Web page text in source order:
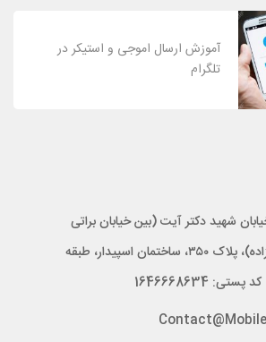
آموزش ارسال اموجی و استیکر در
تلگرام
شهید دکتر آیت (بین خیابان براتی
و خیابان قاسم زاده)، پلاک ۳۵۰، ساختمان اسپیدار، طبقه